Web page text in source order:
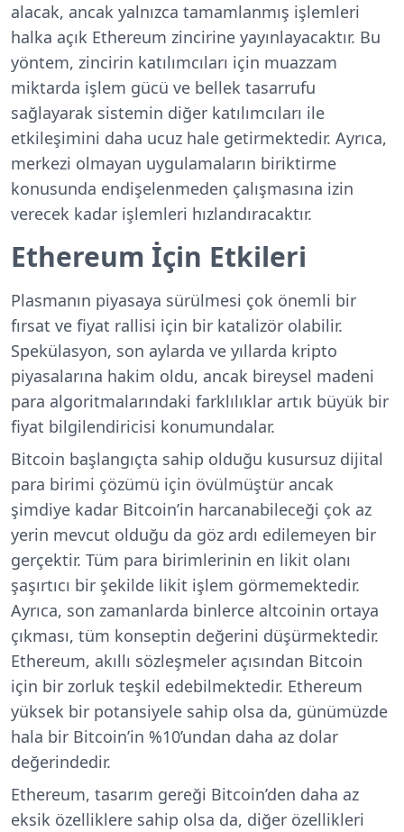
alacak, ancak yalnızca tamamlanmış işlemleri
halka açık Ethereum zincirine yayınlayacaktır. Bu
yöntem, zincirin katılımcıları için muazzam
miktarda işlem gücü ve bellek tasarrufu
sağlayarak sistemin diğer katılımcıları ile
etkileşimini daha ucuz hale getirmektedir. Ayrıca,
merkezi olmayan uygulamaların biriktirme
konusunda endişelenmeden çalışmasına izin
verecek kadar işlemleri hızlandıracaktır.
Ethereum İçin Etkileri
Plasmanın piyasaya sürülmesi çok önemli bir
fırsat ve fiyat rallisi için bir katalizör olabilir.
Spekülasyon, son aylarda ve yıllarda kripto
piyasalarına hakim oldu, ancak bireysel madeni
para algoritmalarındaki farklılıklar artık büyük bir
fiyat bilgilendiricisi konumundalar.
Bitcoin başlangıçta sahip olduğu kusursuz dijital
para birimi çözümü için övülmüştür ancak
şimdiye kadar Bitcoin’in harcanabileceği çok az
yerin mevcut olduğu da göz ardı edilemeyen bir
gerçektir. Tüm para birimlerinin en likit olanı
şaşırtıcı bir şekilde likit işlem görmemektedir.
Ayrıca, son zamanlarda binlerce altcoinin ortaya
çıkması, tüm konseptin değerini düşürmektedir.
Ethereum, akıllı sözleşmeler açısından Bitcoin
için bir zorluk teşkil edebilmektedir. Ethereum
yüksek bir potansiyele sahip olsa da, günümüzde
hala bir Bitcoin’in %10’undan daha az dolar
değerindedir.
Ethereum, tasarım gereği Bitcoin’den daha az
eksik özelliklere sahip olsa da, diğer özellikleri